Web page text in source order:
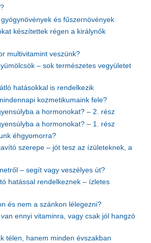
és fűszernövények
készítettek régen a királynők
multivitamint veszünk?
– sok természetes vegyületet
hatásokkal is rendelkezik
kozmetikumaink fele?
a hormonokat? – 2. rész
a hormonokat? – 1. rész
éhgyomorra?
szerepe – jót tesz az ízületeknek, a
– segít vagy veszélyes út?
hatással rendelkeznek – ízletes
és nem a szánkon lélegezni?
ennyi vitaminra, vagy csak jól hangzó
télen, hanem minden évszakban